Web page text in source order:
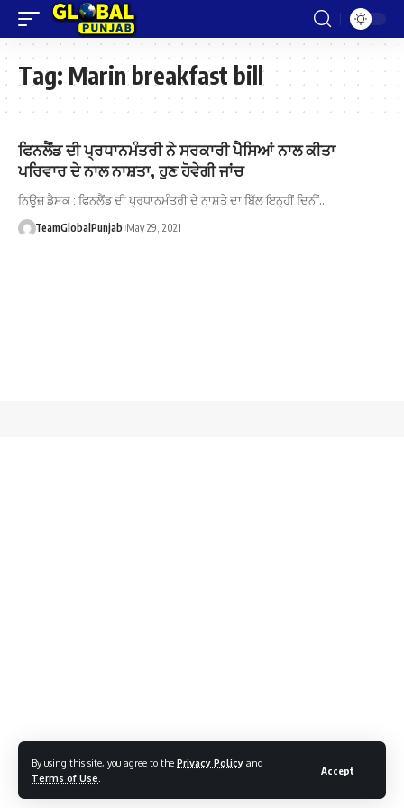
By using this site, you agree to the Privacy Policy and
Terms of Use
Accept
Tag: Marin breakfast bill
ਫਿਨਲੈਂਡ ਦੀ ਪ੍ਰਧਾਨਮੰਤਰੀ ਨੇ ਸਰਕਾਰੀ ਪੈਸਿਆਂ ਨਾਲ ਕੀਤਾ
ਪਰਿਵਾਰ ਦੇ ਨਾਲ ਨਾਸ਼ਤਾ, ਹੁਣ ਹੋਵੇਗੀ ਜਾਂਚ
ਨਿਊਜ਼ ਡੈਸਕ : ਫਿਨਲੈਂਡ ਦੀ ਪ੍ਰਧਾਨਮੰਤਰੀ ਦੇ ਨਾਸ਼ਤੇ ਦਾ ਬਿੱਲ ਇਨ੍ਹੀਂ ਦਿਨੀਂ…
TeamGlobalPunjab May 29, 2021